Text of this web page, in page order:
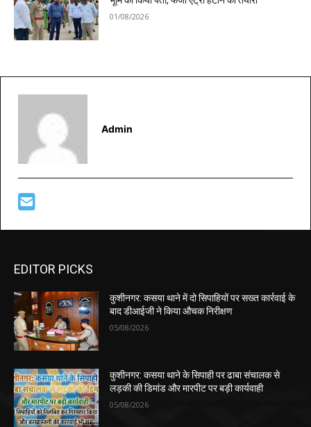
01/08/2026
Admin
EDITOR PICKS
कुशीनगर: कसया थाने में दो सिपाहियों पर सख्त कार्रवाई के
बाद डीआईजी ने किया औचक निरीक्षण
05/08/2026
कुशीनगर: कसया थाने के सिपाही पर ढाबा संचालक से
लड़की की डिमांड और मारपीट पर बड़ी कार्यवाही
05/08/2026